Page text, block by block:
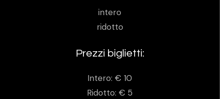
intero
ridotto
Prezzi biglietti:
Intero: € 10
Ridotto: € 5